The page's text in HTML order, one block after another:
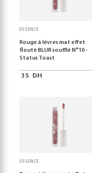
ESSENCE
Rouge à lèvres mat effet
flouté BLUR soufflé N°10 -
Status Toast
35 DH
ESSENCE